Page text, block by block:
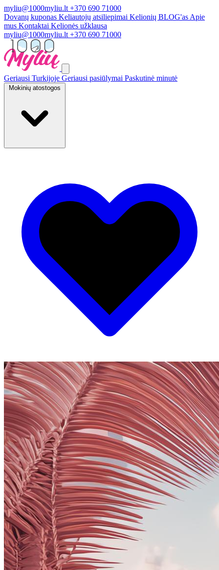
myliu@1000myliu.lt +370 690 71000
Dovanų kuponas Keliautojų atsiliepimai Kelionių BLOG'as Apie
mus Kontaktai Kelionės užklausa
myliu@1000myliu.lt +370 690 71000
Geriausi Turkijoje Geriausi pasiūlymai Paskutinė minutė
Mokinių atostogos